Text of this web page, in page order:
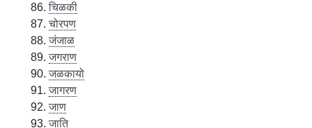
चिळकी
चोरपण
जंजाळ
जगराण
जळकायो
जागरण
जाण
जाति